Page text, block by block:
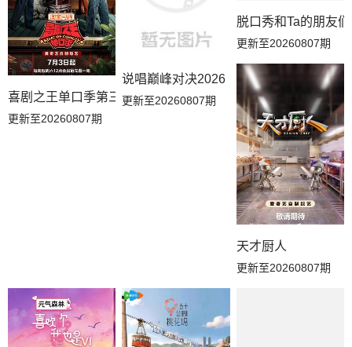
20260715上 20260714解锁中加更 20260712吃播大赏
20260712补给站加更 20260711推门彩蛋 20260710万事屋加更
20260710居民采访 20260709下
20260703万事屋特别
20260625副本加更下
20260621花絮
20260621补给站加更 20260619万事屋加更
20260618副本存档中 20260618下
喜剧之王单口季第三季
更新至20260807期
说唱巅峰对决2026
更新至20260807期
脱口秀和Ta的朋友
更新至20260807期
天才厨人
更新至20260807期